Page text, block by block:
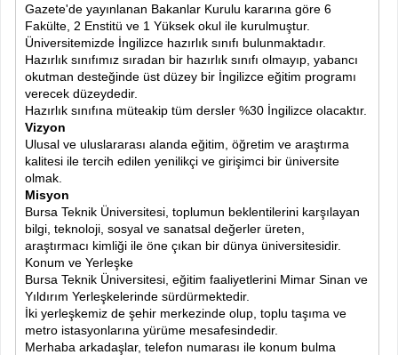
Gazete'de yayınlanan Bakanlar Kurulu kararına göre 6
Fakülte, 2 Enstitü ve 1 Yüksek okul ile kurulmuştur.
Üniversitemizde İngilizce hazırlık sınıfı bulunmaktadır.
Hazırlık sınıfımız sıradan bir hazırlık sınıfı olmayıp, yabancı
okutman desteğinde üst düzey bir İngilizce eğitim programı
verecek düzeydedir.
Hazırlık sınıfına müteakip tüm dersler %30 İngilizce olacaktır.
Vizyon
Ulusal ve uluslararası alanda eğitim, öğretim ve araştırma
kalitesi ile tercih edilen yenilikçi ve girişimci bir üniversite
olmak.
Misyon
Bursa Teknik Üniversitesi, toplumun beklentilerini karşılayan
bilgi, teknoloji, sosyal ve sanatsal değerler üreten,
araştırmacı kimliği ile öne çıkan bir dünya üniversitesidir.
Konum ve Yerleşke
Bursa Teknik Üniversitesi, eğitim faaliyetlerini Mimar Sinan ve
Yıldırım Yerleşkelerinde sürdürmektedir.
İki yerleşkemiz de şehir merkezinde olup, toplu taşıma ve
metro istasyonlarına yürüme mesafesindedir.
Merhaba arkadaşlar, telefon numarası ile konum bulma